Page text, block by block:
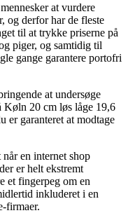
at vurdere
og derfor har de fleste
til at trykke priserne på
piger, og samtidig til
gange garantere portofri
at undersøge
Køln 20 cm løs låge 19,6
er garanteret at modtage
en internet shop
er helt ekstremt
et fingerpeg om en
inkluderet i en
firmaer.